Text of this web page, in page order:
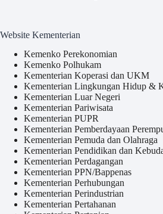
Website Kementerian
Kemenko Perekonomian
Kemenko Polhukam
Kementerian Koperasi dan UKM
Kementerian Lingkungan Hidup &
Kementerian Luar Negeri
Kementerian Pariwisata
Kementerian PUPR
Kementerian Pemberdayaan
Kementerian Pemuda dan Olahraga
Kementerian Pendidikan dan
Kementerian Perdagangan
Kementerian PPN/Bappenas
Kementerian Perhubungan
Kementerian Perindustrian
Kementerian Pertahanan